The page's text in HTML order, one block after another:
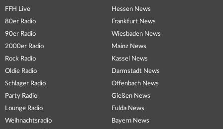
FFH Live
80er Radio
90er Radio
2000er Radio
Rock Radio
Oldie Radio
Schlager Radio
Party Radio
Lounge Radio
Weihnachtsradio
Hessen News
Frankfurt News
Wiesbaden News
Mainz News
Kassel News
Darmstadt News
Offenbach News
Gießen News
Fulda News
Bayern News